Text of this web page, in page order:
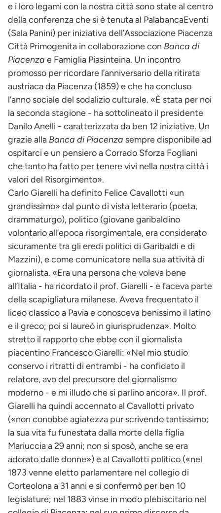
e i loro legami con la nostra città sono state al centro
della conferenza che si è tenuta al PalabancaEventi
(Sala Panini) per iniziativa dell’Associazione Piacenza
Città Primogenita in collaborazione con Banca di
Piacenza e Famiglia Piasinteina. Un incontro
promosso per ricordare l’anniversario della ritirata
austriaca da Piacenza (1859) e che ha concluso
l’anno sociale del sodalizio culturale. «È stata per noi
la seconda stagione - ha sottolineato il presidente
Danilo Anelli - caratterizzata da ben 12 iniziative. Un
grazie alla Banca di Piacenza sempre disponibile ad
ospitarci e un pensiero a Corrado Sforza Fogliani
che tanto ha fatto per tenere vivi nella nostra città i
valori del Risorgimento».
Carlo Giarelli ha definito Felice Cavallotti «un
grandissimo» dal punto di vista letterario (poeta,
drammaturgo), politico (giovane garibaldino
volontario all’epoca risorgimentale, era considerato
sicuramente tra gli eredi politici di Garibaldi e di
Mazzini), e come comunicatore nella sua attività di
giornalista. «Era una persona che voleva bene
all’Italia - ha ricordato il prof. Giarelli - e faceva parte
della scapigliatura milanese. Aveva frequentato il
liceo classico a Pavia e conosceva benissimo il latino
e il greco; poi si laureò in giurisprudenza». Molto
stretto il rapporto che ebbe con il giornalista
piacentino Francesco Giarelli: «Nel mio studio
conservo i ritratti di entrambi - ha confidato il
relatore, avo del precursore del giornalismo
moderno - e mi illudo che si parlino ancora». Il prof.
Giarelli ha quindi accennato al Cavallotti privato
(«non conobbe agiatezza pur scrivendo tantissimo;
la sua vita fu funestata dalla morte della figlia
Mariuccia a 29 anni; non si sposò, anche se era
adorato dalle donne») e al Cavallotti politico («nel
1873 venne eletto parlamentare nel collegio di
Corteolona a 31 anni e si confermò per ben 10
legislature; nel 1883 vinse in modo plebiscitario nel